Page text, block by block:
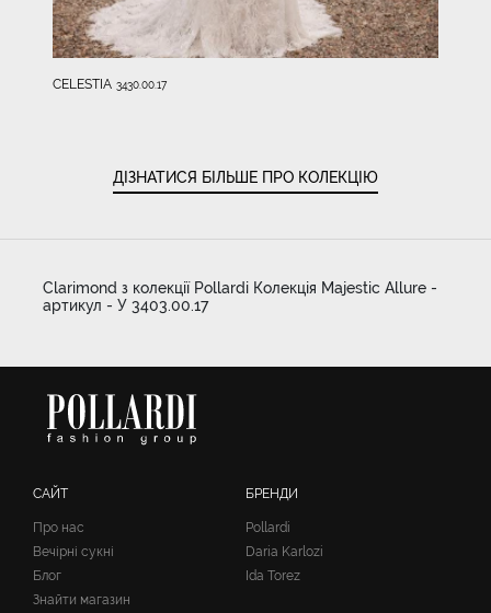
CELESTIA 3430.00.17
ДІЗНАТИСЯ БІЛЬШЕ ПРО КОЛЕКЦІЮ
Clarimond з колекції Pollardi Колекція Majestic Allure -
артикул - У 3403.00.17
САЙТ
Про нас
Вечірні сукні
Блог
Знайти магазин
БРЕНДИ
Pollardi
Daria Karlozi
Ida Torez